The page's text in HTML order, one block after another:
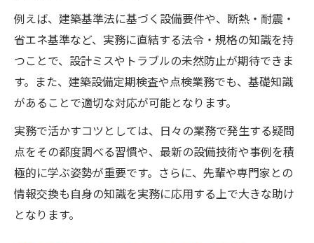
例えば、建築基準法に基づく設備要件や、断熱・耐震・
省エネ基準など、実務に直結する法令・規格の知識を持
つことで、設計ミスやトラブルの未然防止が期待できま
す。また、建築設備定期検査や点検業務でも、基礎知識
があることで適切な対応が可能となります。
実務で活かすコツとしては、日々の業務で発生する疑問
点をその都度調べる習慣や、最新の設備技術や事例を積
極的に学ぶ姿勢が重要です。さらに、先輩や専門家との
情報交換も自身の知識を実務に応用する上で大きな助け
となります。